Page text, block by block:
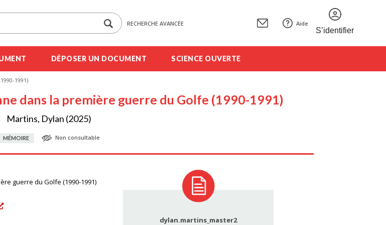
RECHERCHE AVANCÉE Aide
S’identifier
DÉPOSER UN DOCUMENT SCIENCE OUVERTE
1991)
dans la première guerre du Golfe (1990-1991)
Martins, Dylan (2025)
MÉMOIRE Non consultable
guerre du Golfe (1990-1991)
dylan.martins_master2